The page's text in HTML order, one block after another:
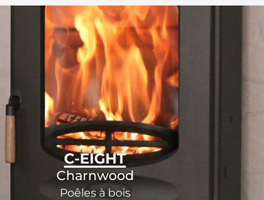
C-EIGHT
Charnwood
Poêles à bois